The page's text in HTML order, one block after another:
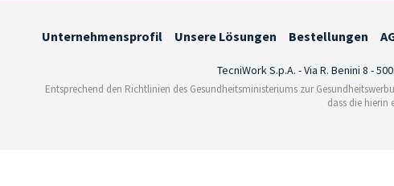
Unternehmensprofil Unsere Lösungen Bestellungen
TecniWork S.p.A. - Via R. Benini 8 -
Entsprechend den Richtlinien des Gesundheitsministeriums zur
dass die hierin